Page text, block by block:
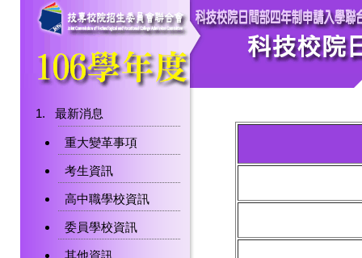
最新消息
重大變革事項
考生資訊
高中職學校資訊
委員學校資訊
其他資訊